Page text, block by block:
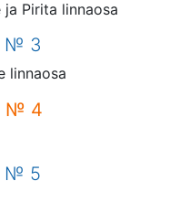
ja Pirita linnaosa
№ 3
linnaosa
№ 4
№ 5